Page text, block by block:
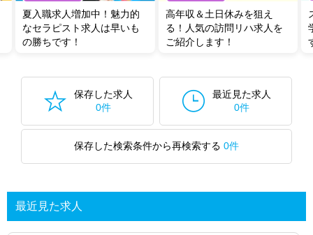
夏入職求人増加中！魅力的
なセラピスト求人は早いも
の勝ちです！
高年収＆土日休みを狙え
る！人気の訪問リハ求人を
ご紹介します！
保存した求人
0件
最近見た求人
0件
保存した検索条件から再検索する 0件
最近見た求人